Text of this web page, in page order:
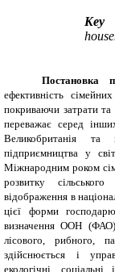
Key
Постановка
ефективність
покриваючи затрати
переважає серед
Великобританія
підприємництва у
Міжнародним роком
розвитку
відображення в
цієї форми
визначення ООН (ФАО)
лісового, рибного,
здійснюється і
екологічні,